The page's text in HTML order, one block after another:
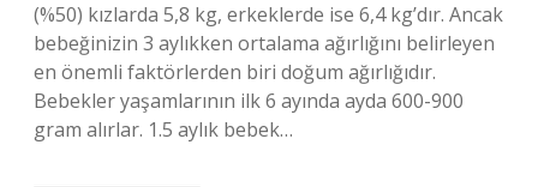
(%50) kızlarda 5,8 kg, erkeklerde ise 6,4 kg’dır. Ancak
bebeğinizin 3 aylıkken ortalama ağırlığını belirleyen
en önemli faktörlerden biri doğum ağırlığıdır.
Bebekler yaşamlarının ilk 6 ayında ayda 600-900
gram alırlar. 1.5 aylık bebek…